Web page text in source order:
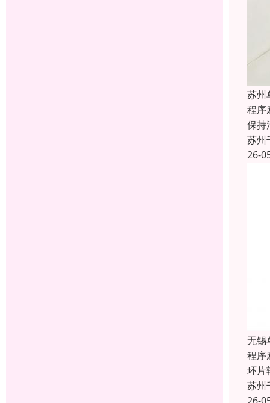
苏州
程序
保持
苏州
26-
无锡
程序
环片
苏州